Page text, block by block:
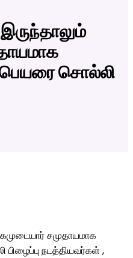
சொல்லி
சமுதாயமாக
நடத்தியவர்கள் ,